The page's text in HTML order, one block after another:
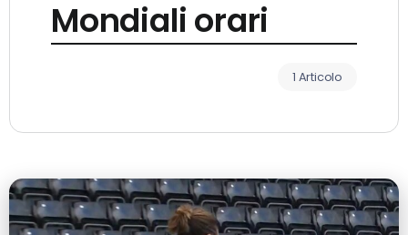
Mondiali orari
1 Articolo